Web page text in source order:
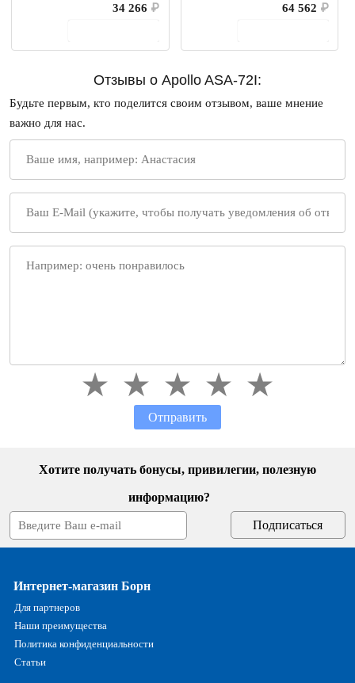
34 266 ₽
64 562 ₽
Отзывы о Apollo ASA-72I:
Будьте первым, кто поделится своим отзывом, ваше мнение
важно для нас.
Отправить
Хотите получать бонусы, привилегии, полезную
информацию?
Интернет-магазин Борн
Для партнеров
Наши преимущества
Политика конфиденциальности
Статьи